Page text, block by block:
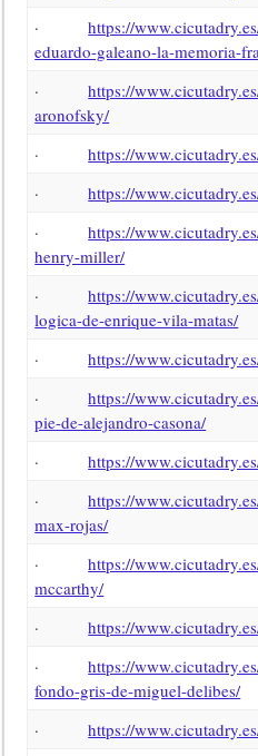
·https://
eduardo-galeano-la-memoria-
·https://
aronofsky/
·https://
·https://
·https://
henry-miller/
·https://
logica-de-enrique-vila-matas/
·https://
·https://
pie-de-alejandro-casona/
·https://
·https://
max-rojas/
·https://
mccarthy/
·https://
·https://
fondo-gris-de-miguel-delibes/
·https://